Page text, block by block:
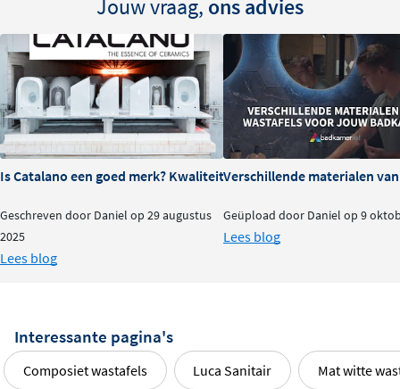
Jouw vraag, ons advies
Is Catalano een goed merk? Kwaliteit en ervaringen
Geschreven door Daniel op 29 augustus
2025
Lees blog
Verschillende materialen
Geüpload door Daniel op 9
Lees blog
Interessante pagina's
Composiet wastafels Luca Sanitair Mat witte